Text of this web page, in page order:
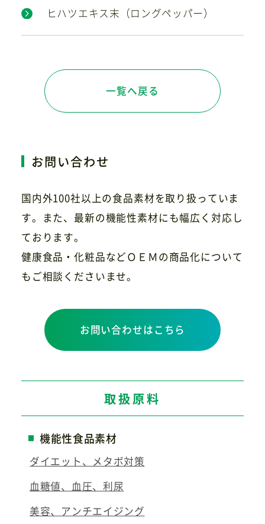
ヒハツエキス末（ロングペッパー）
一覧へ戻る
お問い合わせ
国内外100社以上の食品素材を取り扱っていま
す。また、最新の機能性素材にも幅広く対応し
ております。
健康食品・化粧品などＯＥＭの商品化について
もご相談くださいませ。
お問い合わせはこちら
取扱原料
機能性食品素材
ダイエット、メタボ対策
血糖値、血圧、利尿
美容、アンチエイジング